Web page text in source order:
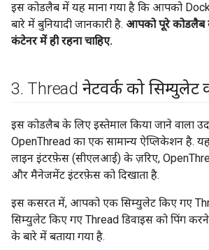
इस कोडलैब में यह माना गया है कि आपको
बारे में बुनियादी जानकारी है. आपको पूरे कोडलैब
कंटेनर में ही रहना चाहिए.
3. Thread नेटवर्क को सिम्युलेट
इस कोडलैब के लिए इस्तेमाल किया जाने वाला
OpenThread का एक सामान्य ऐप्लिकेशन है.
लाइन इंटरफ़ेस (सीएलआई) के ज़रिए,
और मैनेजमेंट इंटरफ़ेस को दिखाता है.
इस कसरत में, आपको एक सिम्युलेट किए गए
सिम्युलेट किए गए Thread डिवाइस को पिंग
के बारे में बताया गया है.